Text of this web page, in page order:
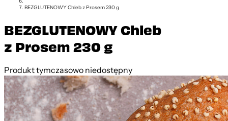
BEZGLUTENOWY Chleb z Prosem 230 g
BEZGLUTENOWY Chleb
z Prosem 230 g
Produkt tymczasowo niedostępny